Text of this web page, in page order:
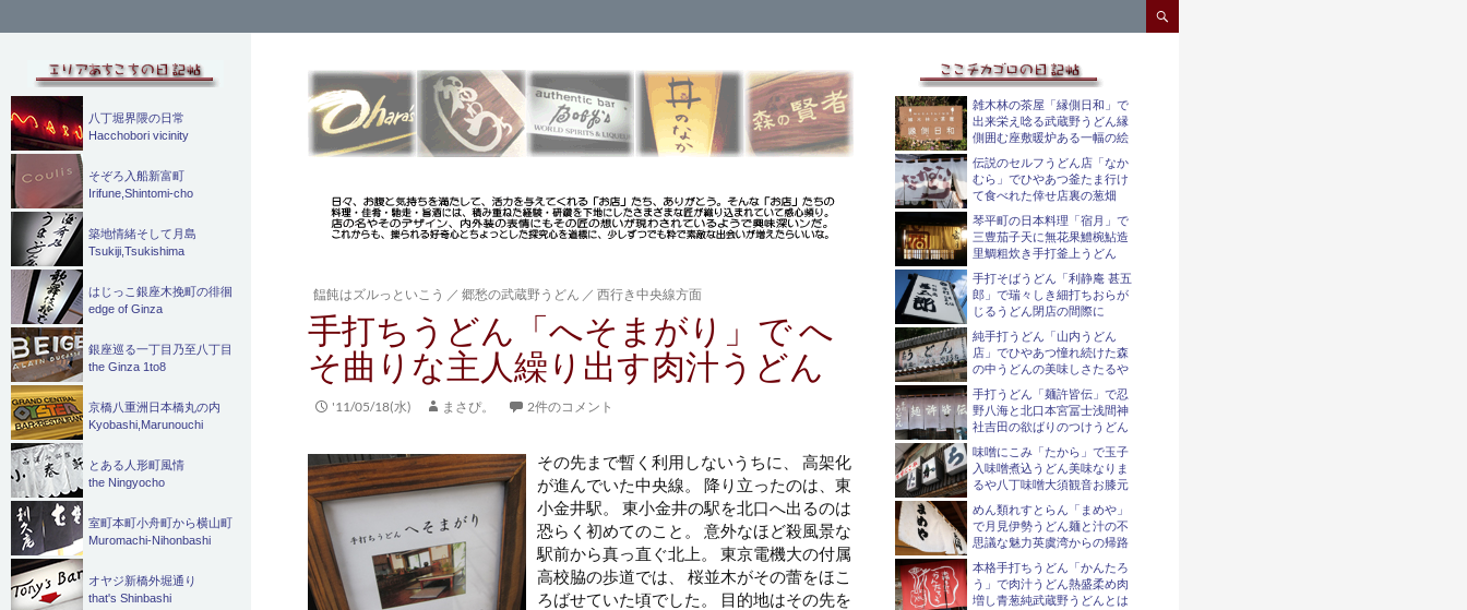
索
饂飩はズルっといこう ／郷愁の武蔵野うどん ／西行き中央線方面
手打ちうどん「へそまがり」で へ
そ曲りな主人繰り出す肉汁うどん
'11/05/18(水) まさぴ。 2件のコメント
その先まで暫く利用しないうちに、 高架化
が進んでいた中央線。 降り立ったのは、東
小金井駅。 東小金井の駅を北口へ出るのは
恐らく初めてのこと。 意外なほど殺風景な
駅前から真っ直ぐ北上。 東京電機大の付属
高校脇の歩道では、 桜並木がその蕾をほこ
ろばせていた頃でした。 目的地はその先を
雑木林の茶屋「縁側日和」で
出来栄え唸る武蔵野うどん縁
側囲む座敷暖炉ある一幅の絵
伝説のセルフうどん店「なか
むら」でひやあつ釜たま行け
て食べれた倖せ店裏の葱畑
琴平町の日本料理「宿月」で
三豊茄子天に無花果鱧椀鮎造
里鯛粗炊き手打釜上うどん
手打そばうどん「利静庵 甚五
郎」で瑞々しき細打ちおらが
じるうどん閉店の間際に
純手打うどん「山内うどん
店」でひやあつ憧れ続けた森
の中うどんの美味しさたるや
手打うどん「麺許皆伝」で忍
野八海と北口本宮冨士浅間神
社吉田の欲ばりのつけうどん
味噌にこみ「たから」で玉子
入味噌煮込うどん美味なりま
るや八丁味噌大須観音お膝元
めん類れすとらん「まめや」
で月見伊勢うどん麺と汁の不
思議な魅力英虞湾からの帰路
本格手打ちうどん「かんたろ
う」で肉汁うどん熱盛柔め肉
増し青葱純武蔵野うどんとは
八丁堀界隈の日常
Hacchobori vicinity
そぞろ入船新富町
Irifune,Shintomi-cho
築地情緒そして月島
Tsukiji,Tsukishima
はじっこ銀座木挽町の徘徊
edge of Ginza
銀座巡る一丁目乃至八丁目
the Ginza 1to8
京橋八重洲日本橋丸の内
Kyobashi,Marunouchi
とある人形町風情
the Ningyocho
室町本町小舟町から横山町
Muromachi-Nihonbashi
オヤジ新橋外堀通り
that's Shinbashi